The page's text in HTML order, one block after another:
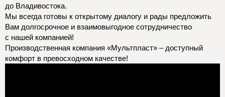
до Владивостока.
Мы всегда готовы к открытому диалогу и рады предложить
Вам долгосрочное и взаимовыгодное сотрудничество
с нашей компанией!
Производственная компания «Мультпласт» – доступный
комфорт в превосходном качестве!